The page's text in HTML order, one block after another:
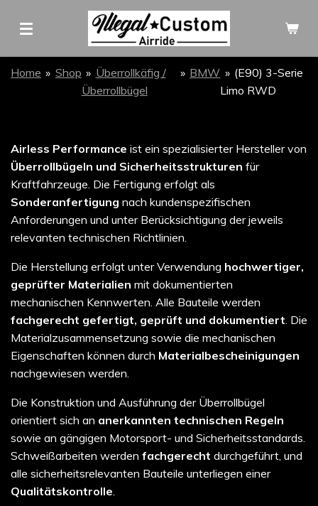
Hauptinhalt
Home » Shop » Überrollkäfig /
Überrollbügel
» BMW » (E90) 3-Serie
Limo RWD
Airless Performance ist ein spezialisierter Hersteller von
Überrollbügeln und Sicherheitsstrukturen für
Kraftfahrzeuge. Die Fertigung erfolgt als
Sonderanfertigung nach kundenspezifischen
Anforderungen und unter Berücksichtigung der jeweils
relevanten technischen Richtlinien.
Die Herstellung erfolgt unter Verwendung hochwertiger,
geprüfter Materialien mit dokumentierten
mechanischen Kennwerten. Alle Bauteile werden
fachgerecht gefertigt, geprüft und dokumentiert. Die
Materialzusammensetzung sowie die mechanischen
Eigenschaften können durch Materialbescheinigungen
nachgewiesen werden.
Die Konstruktion und Ausführung der Überrollbügel
orientiert sich an anerkannten technischen Regeln
sowie an gängigen Motorsport- und Sicherheitsstandards.
Schweißarbeiten werden fachgerecht durchgeführt, und
alle sicherheitsrelevanten Bauteile unterliegen einer
Qualitätskontrolle.